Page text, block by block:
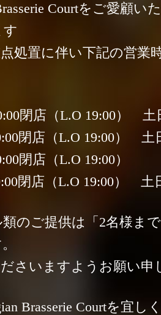
お問い合わせ ／
Courtをご愛顧い
処置に伴い下記の営業
閉店（L.O 19:00） 土
店（L.O 19:00） 土
閉店（L.O 19:00）
店（L.O 19:00） 土
のご提供は「2名様ま
さいますようお願い申
Brasserie Courtを宜し